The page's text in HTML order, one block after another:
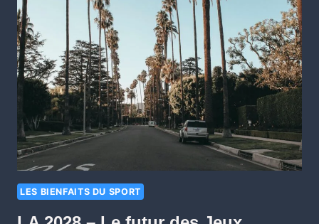
LES BIENFAITS DU SPORT